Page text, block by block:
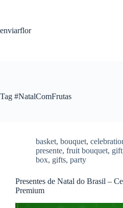
i
e
enviarflor
Tag #NatalComFrutas
basket, bouquet,
presente, fruit bouquet, gift
box, gifts, party
Presentes de Natal do Brasil –
Premium